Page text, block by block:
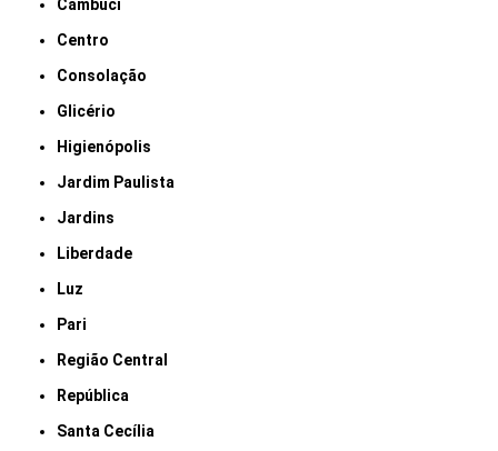
Cambuci
Centro
Consolação
Glicério
Higienópolis
Jardim Paulista
Jardins
Liberdade
Luz
Pari
Região Central
República
Santa Cecília